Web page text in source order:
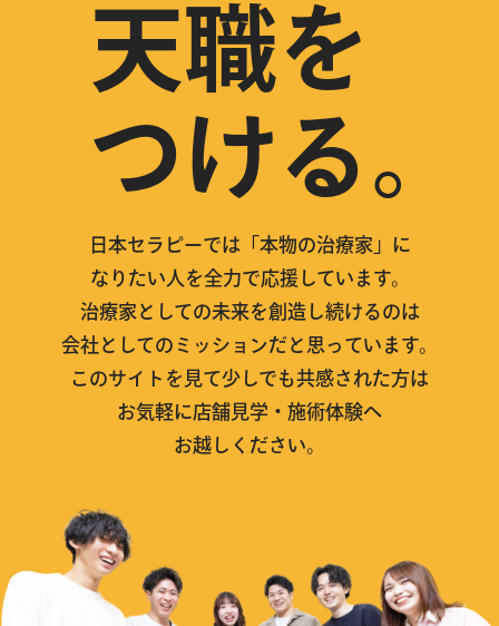
天職を
つける。
日本セラピーでは「本物の治療家」に
なりたい人を全力で応援しています。
治療家としての未来を創造し続けるのは
会社としてのミッションだと思っています。
このサイトを見て少しでも共感された方は
お気軽に店舗見学・施術体験へ
お越しください。